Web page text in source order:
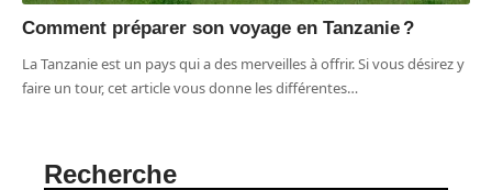
Comment préparer son voyage en Tanzanie ?
La Tanzanie est un pays qui a des merveilles à offrir. Si vous désirez y
faire un tour, cet article vous donne les différentes…
Recherche